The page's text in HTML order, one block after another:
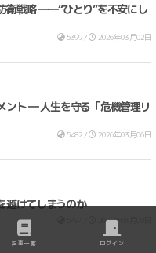
記事一覧 ログイン
衛戦略 ――“ひとり”を不安にし
5399 / 2026年03月02日
ント ― 人生を守る「危機管理リ
5482 / 2026年03月06日
避けてしまうのか
2026年03月09日